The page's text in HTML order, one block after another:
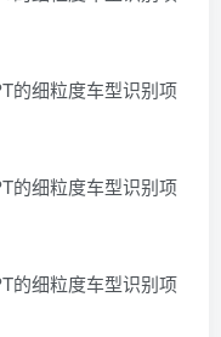
的细粒度车型识别项
的细粒度车型识别项
的细粒度车型识别项